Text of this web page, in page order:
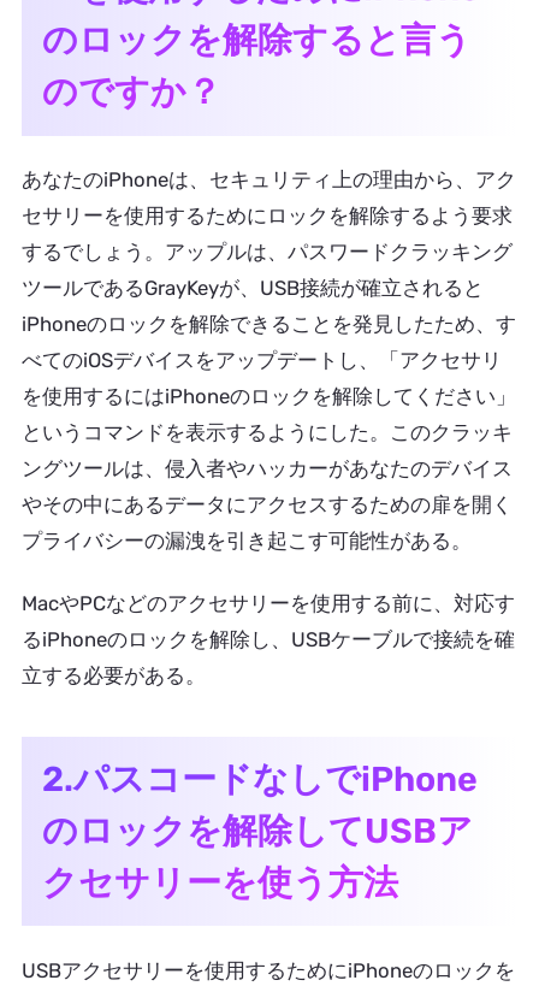
のロックを解除すると言う
のですか？
あなたのiPhoneは、セキュリティ上の理由から、アク
セサリーを使用するためにロックを解除するよう要求
するでしょう。アップルは、パスワードクラッキング
ツールであるGrayKeyが、USB接続が確立されると
iPhoneのロックを解除できることを発見したため、す
べてのiOSデバイスをアップデートし、「アクセサリ
を使用するにはiPhoneのロックを解除してください」
というコマンドを表示するようにした。このクラッキ
ングツールは、侵入者やハッカーがあなたのデバイス
やその中にあるデータにアクセスするための扉を開く
プライバシーの漏洩を引き起こす可能性がある。
MacやPCなどのアクセサリーを使用する前に、対応す
るiPhoneのロックを解除し、USBケーブルで接続を確
立する必要がある。
2.パスコードなしでiPhone
のロックを解除してUSBア
クセサリーを使う方法
USBアクセサリーを使用するためにiPhoneのロックを